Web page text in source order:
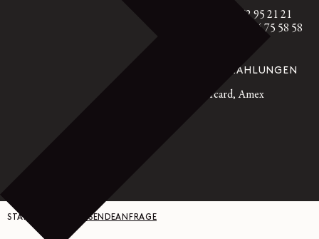
Frankreich: +33 1 72 95 21 21
International: +33 9 74 75 58 58
GESICHERTE ZAHLUNGEN
Visa, Mastercard, Amex
STARTSEITE RÜCKSENDEANFRAGE